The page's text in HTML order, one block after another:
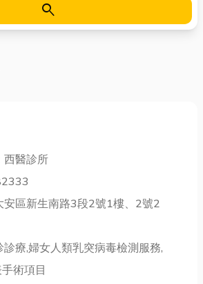
search
西醫診所
安區新生南路3段2號1樓、2號2
診療,婦女人類乳突病毒檢測服務,
術項目